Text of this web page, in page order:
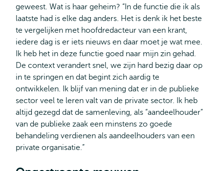
geweest. Wat is haar geheim? “In de functie die ik als
laatste had is elke dag anders. Het is denk ik het beste
te vergelijken met hoofdredacteur van een krant,
iedere dag is er iets nieuws en daar moet je wat mee.
Ik heb het in deze functie goed naar mijn zin gehad.
De context verandert snel, we zijn hard bezig daar op
in te springen en dat begint zich aardig te
ontwikkelen. Ik blijf van mening dat er in de publieke
sector veel te leren valt van de private sector. Ik heb
altijd gezegd dat de samenleving, als “aandeelhouder”
van de publieke zaak een minstens zo goede
behandeling verdienen als aandeelhouders van een
private organisatie.”